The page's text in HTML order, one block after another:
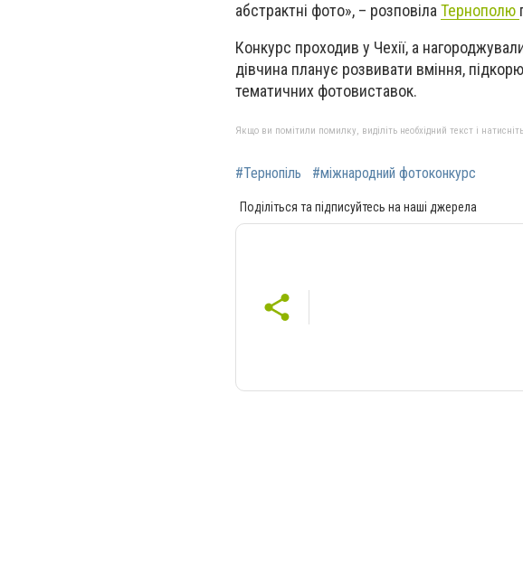
абстрактні фото», – розповілаТернополю
Конкурс проходив у Чехії, а
дівчина планує розвивати вміння,
тематичних фотовиставок.
Якщо ви помітили помилку, виділіть необхідний текст і
#Тернопіль #міжнародний фотоконкурс
Поділіться та підписуйтесь на наші джерела